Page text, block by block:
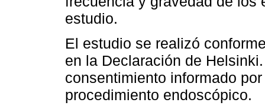
estudio.
El estudio se realizó
en la Declaración de
consentimiento informado
procedimiento endoscópico.